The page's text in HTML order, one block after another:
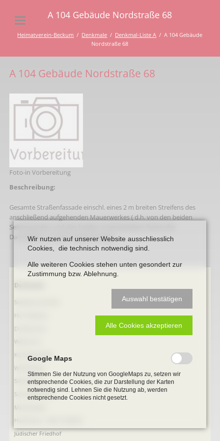
A 104 Gebäude Nordstraße 68
Heimatverein-Beckum Denkmale Denkmal-Liste A
A 104 Gebäude
Nordstraße 68
A 104 Gebäude Nordstraße 68
Foto-in Vorbereitung
Beschreibung:
Gesamte Straßenfassade einschl. eines 2 m breiten Streifens des
anschließend aufgehenden Mauerwerkes ( d.h. von den beiden
Seitenwanden und den beiden Irmenwänden), ferner der
Dachaufbau und die Treppenanlage.
Navigation
Denkmale
Stephanus-Kirche
Hist. Rathaus
Domitorium
Wehrturm
Köttings Mühle
Windmühle
Ständehaus
Schmiede Galen
Mariensäule
Hochkreuz - Alter Friedhof
Jüdischer Friedhof
Wir nutzen auf unserer Website ausschliesslich
Cookies, die technisch notwendig sind.
Alle weiteren Cookies stehen unten gesondert zur
Zustimmung bzw. Ablehnung.
Auswahl bestätigen
Alle Cookies akzeptieren
Google Maps
Stimmen Sie der Nutzung von GoogleMaps zu, setzen wir
entsprechende Cookies, die zur Darstellung der Karten
notwendig sind. Lehnen Sie die Nutzung ab, werden
entsprechende Cookies nicht gesetzt.